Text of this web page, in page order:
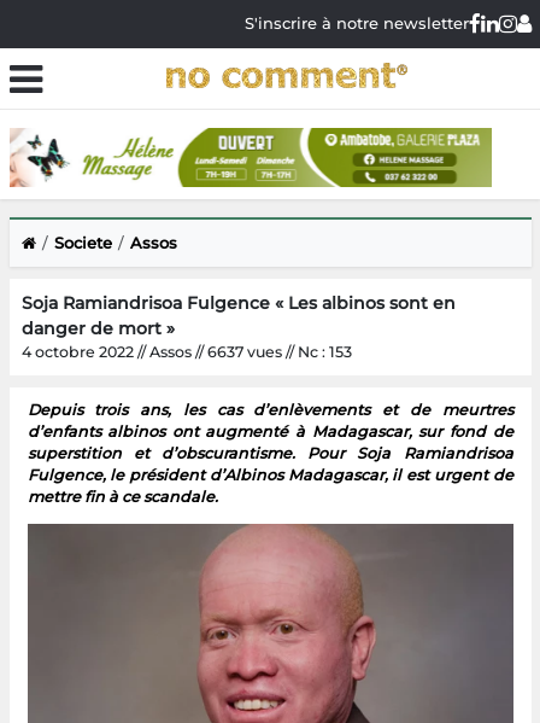
S'inscrire à notre newsletter
Societe Assos
Soja Ramiandrisoa Fulgence « Les albinos sont en
danger de mort »
4 octobre 2022 // Assos // 6637 vues // Nc : 153
Depuis trois ans, les cas d’enlèvements et de meurtres
d’enfants albinos ont augmenté à Madagascar, sur fond de
superstition et d’obscurantisme. Pour Soja Ramiandrisoa
Fulgence, le président d’Albinos Madagascar, il est urgent de
mettre fin à ce scandale.